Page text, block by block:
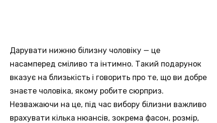
Дарувати нижню білизну чоловіку — це
насамперед сміливо та інтимно. Такий подарунок
вказує на близькість і говорить про те, що ви добре
знаєте чоловіка, якому робите сюрприз.
Незважаючи на це, під час вибору білизни важливо
врахувати кілька нюансів, зокрема фасон, розмір,